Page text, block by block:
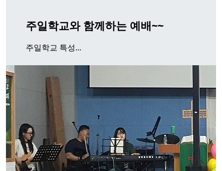
주일학교와 함께하는 예배~~
주일학교 특성...